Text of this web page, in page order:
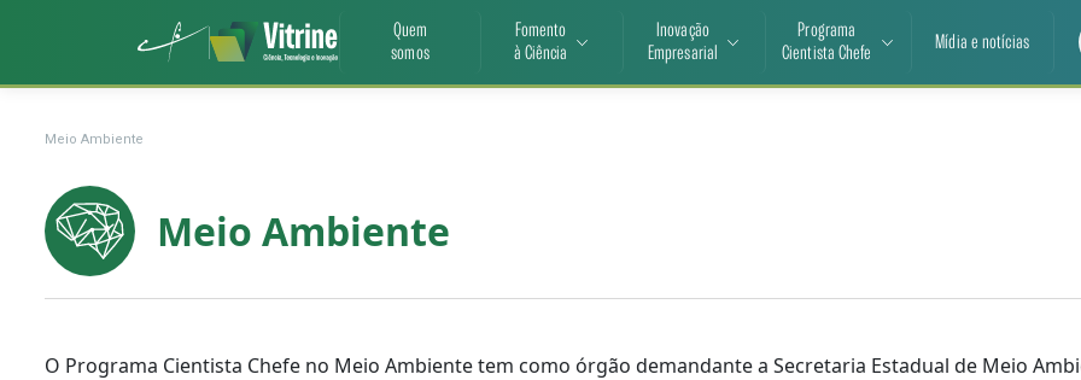
Quem
somos
Fomento
à Ciência
Inovação
Empresarial
Programa
Cientista Chefe
Mídia e notícias
Meio Ambiente
Meio Ambiente
O Programa Cientista Chefe no Meio Ambiente tem como órgão demandante a Secretaria Estadual de Meio